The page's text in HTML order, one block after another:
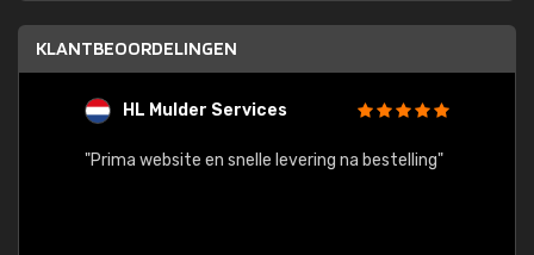
KLANTBEOORDELINGEN
HL Mulder Services
"Prima website en snelle levering na bestelling"